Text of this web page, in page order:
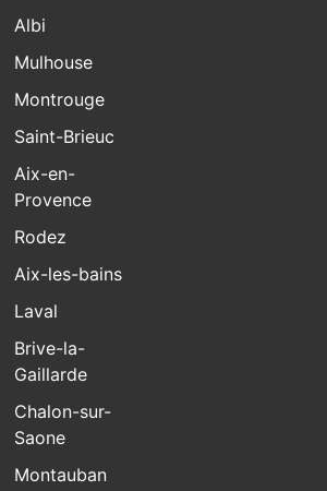
Albi
Mulhouse
Montrouge
Saint-Brieuc
Aix-en-
Provence
Rodez
Aix-les-bains
Laval
Brive-la-
Gaillarde
Chalon-sur-
Saone
Montauban